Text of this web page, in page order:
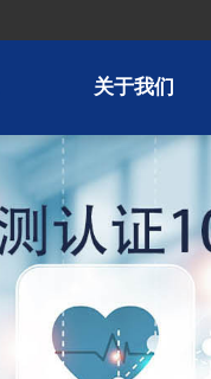
关于我们